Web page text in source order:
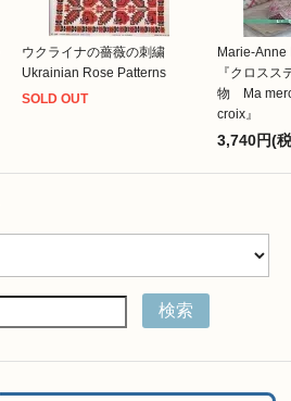
ウクライナの薔薇の刺繍
Ukrainian Rose Patterns
SOLD OUT
Marie-Anne
『クロスス
物 Ma
croix』
3,740円(
検索